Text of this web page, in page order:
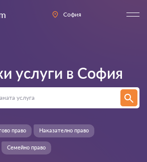
София
услуги в София
Семейно право
право Наказателно право